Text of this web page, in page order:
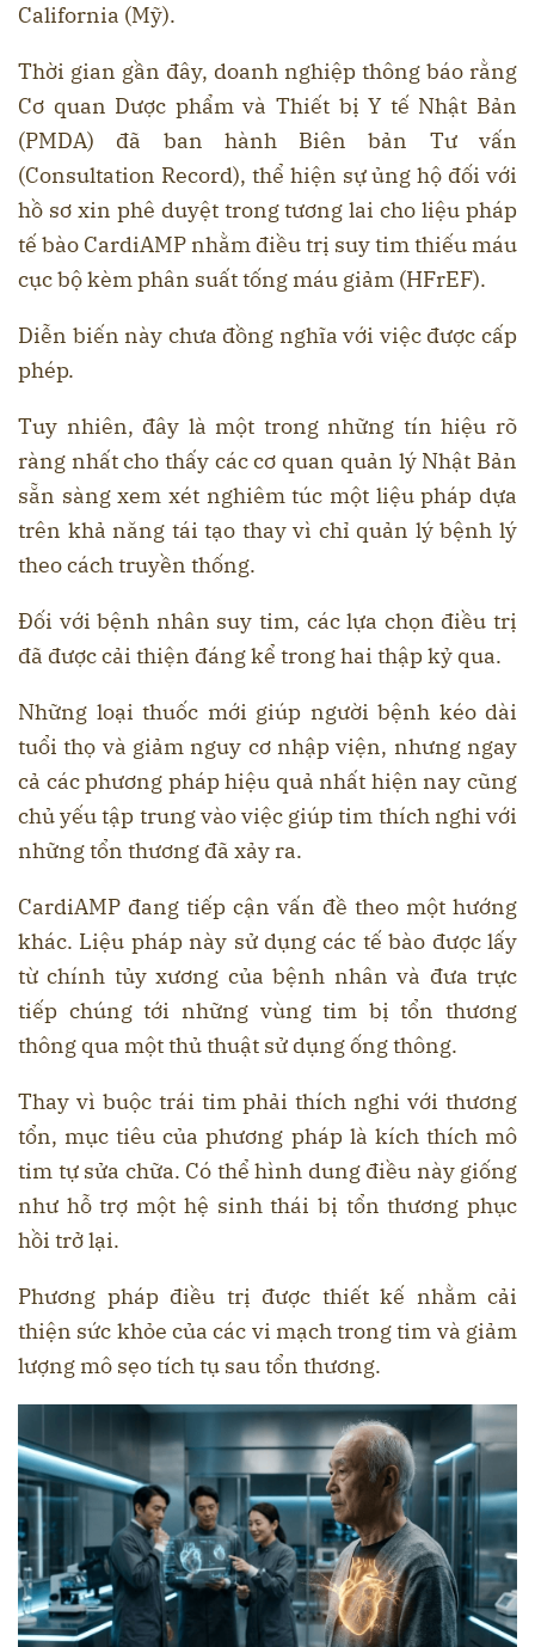
California (Mỹ).
Thời gian gần đây, doanh nghiệp thông báo rằng
Cơ quan Dược phẩm và Thiết bị Y tế Nhật Bản
(PMDA) đã ban hành Biên bản Tư vấn
(Consultation Record), thể hiện sự ủng hộ đối với
hồ sơ xin phê duyệt trong tương lai cho liệu pháp
tế bào CardiAMP nhằm điều trị suy tim thiếu máu
cục bộ kèm phân suất tống máu giảm (HFrEF).
Diễn biến này chưa đồng nghĩa với việc được cấp
phép.
Tuy nhiên, đây là một trong những tín hiệu rõ
ràng nhất cho thấy các cơ quan quản lý Nhật Bản
sẵn sàng xem xét nghiêm túc một liệu pháp dựa
trên khả năng tái tạo thay vì chỉ quản lý bệnh lý
theo cách truyền thống.
Đối với bệnh nhân suy tim, các lựa chọn điều trị
đã được cải thiện đáng kể trong hai thập kỷ qua.
Những loại thuốc mới giúp người bệnh kéo dài
tuổi thọ và giảm nguy cơ nhập viện, nhưng ngay
cả các phương pháp hiệu quả nhất hiện nay cũng
chủ yếu tập trung vào việc giúp tim thích nghi với
những tổn thương đã xảy ra.
CardiAMP đang tiếp cận vấn đề theo một hướng
khác. Liệu pháp này sử dụng các tế bào được lấy
từ chính tủy xương của bệnh nhân và đưa trực
tiếp chúng tới những vùng tim bị tổn thương
thông qua một thủ thuật sử dụng ống thông.
Thay vì buộc trái tim phải thích nghi với thương
tổn, mục tiêu của phương pháp là kích thích mô
tim tự sửa chữa. Có thể hình dung điều này giống
như hỗ trợ một hệ sinh thái bị tổn thương phục
hồi trở lại.
Phương pháp điều trị được thiết kế nhằm cải
thiện sức khỏe của các vi mạch trong tim và giảm
lượng mô sẹo tích tụ sau tổn thương.